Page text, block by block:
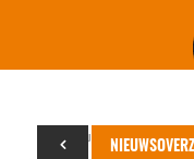
28 augustus 2017